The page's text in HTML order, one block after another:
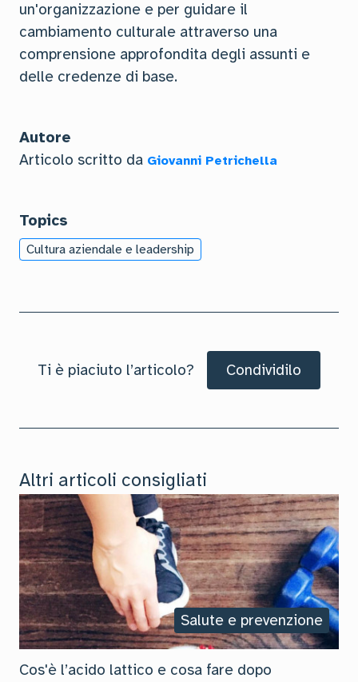
un'organizzazione e per guidare il
cambiamento culturale attraverso una
comprensione approfondita degli assunti e
delle credenze di base.
Autore
Articolo scritto da Giovanni Petrichella
Topics
Cultura aziendale e leadership
Ti è piaciuto l’articolo? Condividilo
Altri articoli consigliati
Salute e prevenzione
Cos'è l’acido lattico e cosa fare dopo